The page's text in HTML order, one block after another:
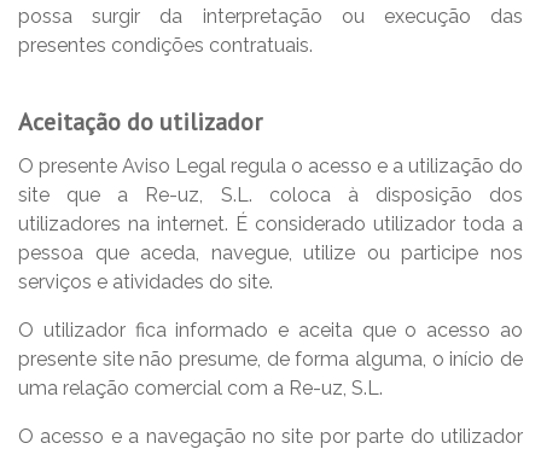
possa surgir da interpretação ou execução das
presentes condições contratuais.
Aceitação do utilizador
O presente Aviso Legal regula o acesso e a utilização do
site que a Re-uz, S.L. coloca à disposição dos
utilizadores na internet. É considerado utilizador toda a
pessoa que aceda, navegue, utilize ou participe nos
serviços e atividades do site.
O utilizador fica informado e aceita que o acesso ao
presente site não presume, de forma alguma, o início de
uma relação comercial com a Re-uz, S.L.
O acesso e a navegação no site por parte do utilizador